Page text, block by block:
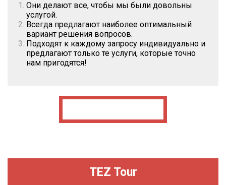
Они делают все, чтобы мы были довольны
услугой.
Всегда предлагают наиболее оптимальный
вариант решения вопросов.
Подходят к каждому запросу индивидуально и
предлагают только те услуги, которые точно
нам пригодятся!
TEZ Tour